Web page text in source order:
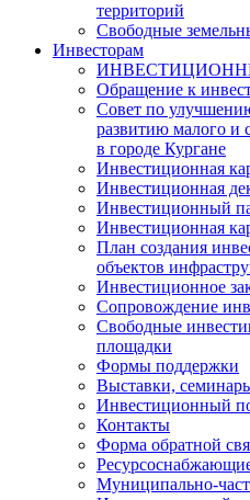
территорий
Свободные
Инвесторам
Обращение к
Совет по
развитию малого и
в городе Кургане
Инвестиционная
Инвестиционная
Инвестиционный
Инвестиционная
План создания
объектов
Инвестиционное
Сопровождение
Свободные
площадки
Формы поддержки
Выставки,
Инвестиционный
Контакты
Форма обратной
Муниципально-